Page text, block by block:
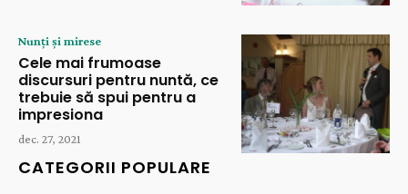
Nunți și mirese
Cele mai frumoase
discursuri pentru nuntă, ce
trebuie să spui pentru a
impresiona
dec. 27, 2021
CATEGORII POPULARE